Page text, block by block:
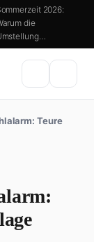
2026:
die
Teure